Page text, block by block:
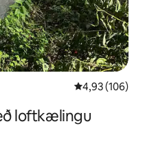
4,93 af 5 í
4,93 (106)
loftkælingu